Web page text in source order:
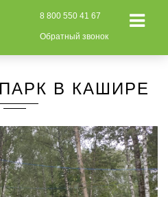
8 800 550 41 67
Обратный звонок
В КАШИРЕ